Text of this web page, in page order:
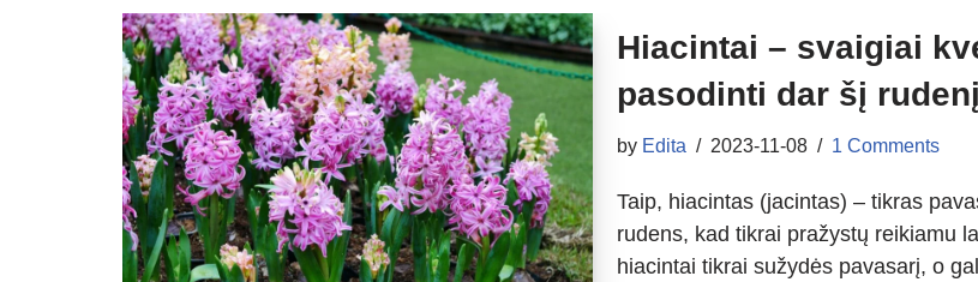
Hiacintai – svaigiai
pasodinti dar šį rudenį
by Edita 2023-11-08 1 Comments
Taip, hiacintas (jacintas) – tikras
rudens, kad tikrai pražystų reikiamu
hiacintai tikrai sužydės pavasarį, o